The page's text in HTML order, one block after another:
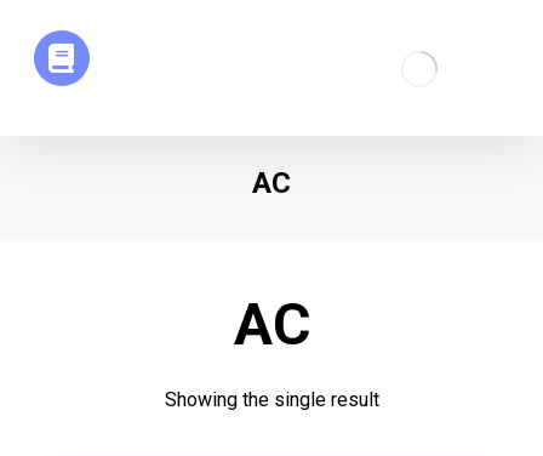
AC
AC
Showing the single result